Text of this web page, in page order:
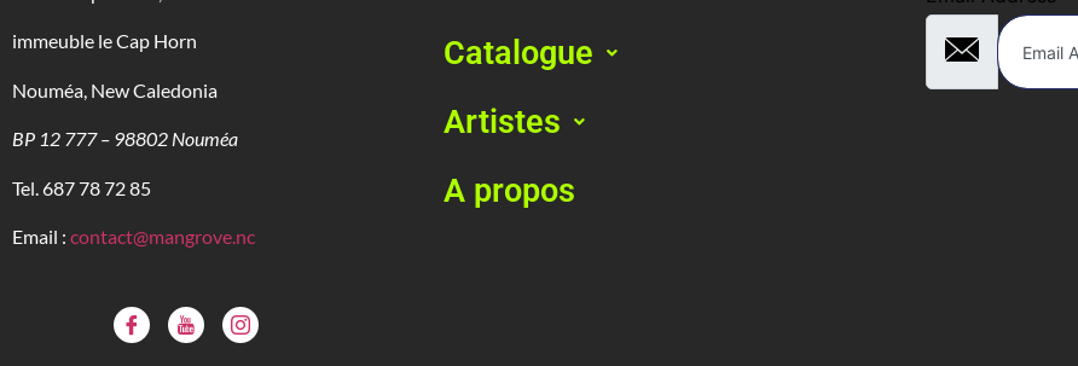
immeuble le Cap Horn
Nouméa, New Caledonia
BP 12 777 – 98802 Nouméa
Tel. 687 78 72 85
Email : contact@mangrove.nc
Catalogue
Artistes
A propos